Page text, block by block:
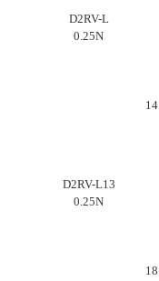
D2RV-L
0.25N
D2RV-L13
0.25N